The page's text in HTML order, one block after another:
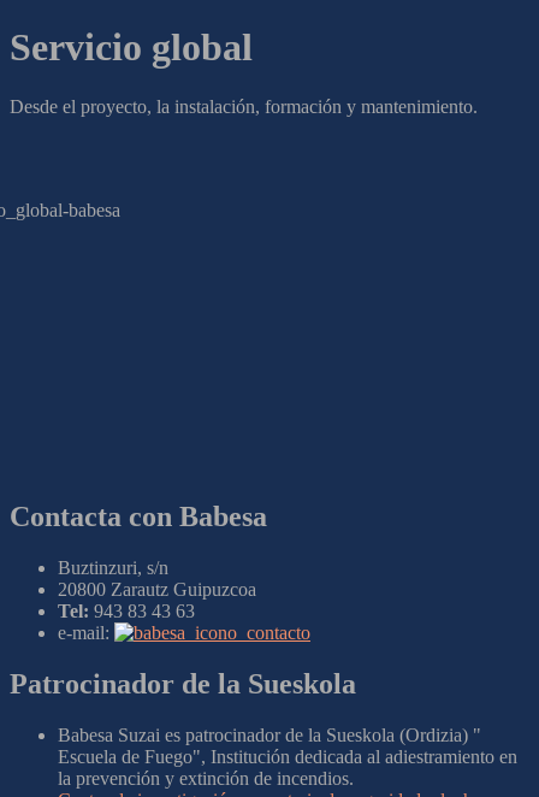
Servicio global
Desde el proyecto, la instalación, formación y mantenimiento.
Contacta con Babesa
Buztinzuri, s/n
20800 Zarautz Guipuzcoa
Tel: 943 83 43 63
e-mail:
Patrocinador de la Sueskola
Babesa Suzai es patrocinador de la Sueskola (Ordizia) "
Escuela de Fuego", Institución dedicada al adiestramiento en
la prevención y extinción de incendios.